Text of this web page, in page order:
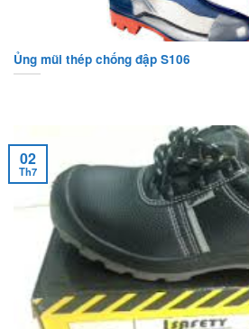
Ủng mũi thép chống đập S106
02
Th7